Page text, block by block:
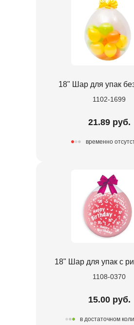
18" Шар для упак
1102-1699
21.89 руб.
временно
18" Шар для упак c
1108-0370
15.00 руб.
в достаточном